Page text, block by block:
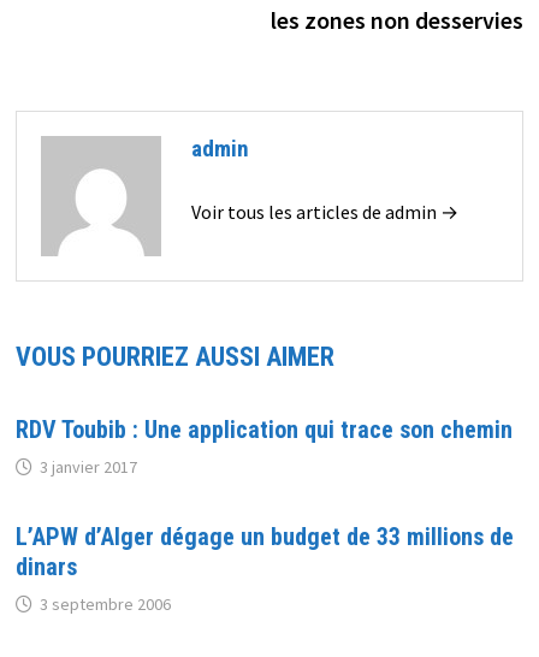
les zones non desservies
admin
Voir tous les articles de admin →
VOUS POURRIEZ AUSSI AIMER
RDV Toubib : Une application qui trace son chemin
3 janvier 2017
L’APW d’Alger dégage un budget de 33 millions de
dinars
3 septembre 2006